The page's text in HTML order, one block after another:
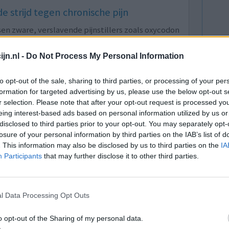
- Do Not Process My Personal Information
opt-out of the sale, sharing to third parties, or processing of your
for targeted advertising by us, please use the below opt-out
selection. Please note that after your opt-out request is processed
interest-based ads based on personal information utilized by us
to third parties prior to your opt-out. You may separately
of your personal information by third parties on the IAB’s list of
This information may also be disclosed by us to third parties on the
Participants that may further disclose it to other third parties.
Data Processing Opt Outs
opt-out of the Sharing of my personal data.
strijd tegen chronische pijn
zware, verslavende pijnstillers zoals oxycodon
die zijn gemaakt van de papaverplant, worden
te dempen. Nieuwe cijfers van de Stichting
200.000 mensen deze middelen
leiden tot afhankelijkheid en in sommige
uitzending van Zembla spreken
de complexiteit van pijnbehandeling.
fentanyl en oxycodon: de strijd tegen chronische pijn